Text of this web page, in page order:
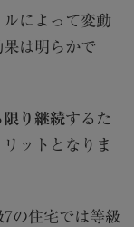
によって変動
は明らかで
限り継続するた
ットとなりま
の住宅では等級